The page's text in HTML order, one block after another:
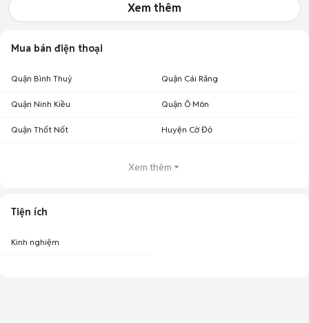
Xem thêm
Mua bán điện thoại
Quận Bình Thuỷ Quận Cái Răng
Quận Ninh Kiều Quận Ô Môn
Quận Thốt Nốt Huyện Cờ Đỏ
Xem thêm
Tiện ích
Kinh nghiệm